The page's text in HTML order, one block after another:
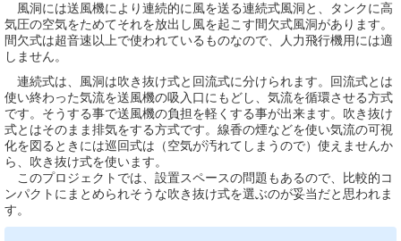
風洞には送風機により連続的に風を送る連続式風洞と、タンクに高
気圧の空気をためてそれを放出し風を起こす間欠式風洞があります。
間欠式は超音速以上で使われているものなので、人力飛行機用には適
しません。
連続式は、風洞は吹き抜け式と回流式に分けられます。回流式とは
使い終わった気流を送風機の吸入口にもどし、気流を循環させる方式
です。そうする事で送風機の負担を軽くする事が出来ます。吹き抜け
式とはそのまま排気をする方式です。線香の煙などを使い気流の可視
化を図るときには巡回式は（空気が汚れてしまうので）使えませんか
ら、吹き抜け式を使います。
このプロジェクトでは、設置スペースの問題もあるので、比較的コ
ンパクトにまとめられそうな吹き抜け式を選ぶのが妥当だと思われま
す。